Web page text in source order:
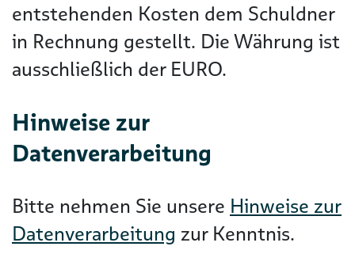
entstehenden Kosten dem Schuldner
in Rechnung gestellt. Die Währung ist
ausschließlich der EURO.
Hinweise zur
Datenverarbeitung
Bitte nehmen Sie unsere Hinweise zur
Datenverarbeitung zur Kenntnis.